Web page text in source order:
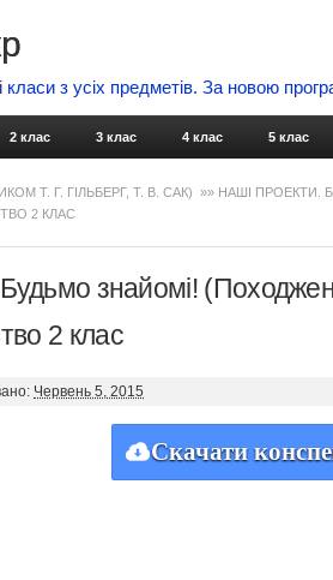
класи з усіх предметів. За новою
2 клас 3 клас 4 клас 5 клас
Т. Г. ГІЛЬБЕРГ, Т. В. САК) »» НАШІ ПРОЕКТИ.
2 КЛАС
знайомі!
2 клас
Червень 5, 2015
Скачати